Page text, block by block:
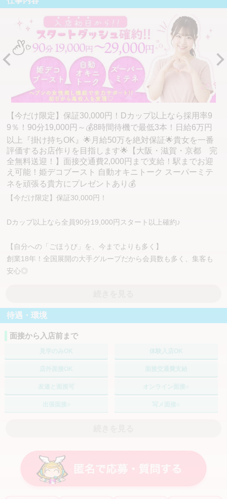
【今だけ限定】保証30,000円！Dカップ以上なら採用率9
9％！90分19,000円～💰8時間待機で最低3本！日給6万円
以上『掛け持ちOK』🌟月給50万を絶対保証🌟貴女を一番
評価するお店作りを目指します🌟【大阪・滋賀・京都 完
全無料送迎！】面接交通費2,000円まで支給！駅までお迎
え可能！姫デコブースト 自動オキニトーク スーパーミテ
ネを頑張る貴方にプレゼントあり💰
【今だけ限定】保証30,000円！
Dカップ以上なら全員90分19,000円スタート以上確約♪
【自分への「ごほうび」を、今までよりも多く】
創業18年！全国展開の大手グループだから会員数も多く、集客も
安心◎
『容姿に自信がない。自分でも働けるか不安...』
と、諦めてしまっていませんか？
その体型のお悩み、ごほうびSPAでは「最大級の武器」となりま
バストやヒップが大きい女性は、ごほうびSPAならどこよりも輝け
また、ごほうびSPAでは基本プレイに"キス,フェラ,全裸"がなしな
ので、性病の心配はありません！
さらに、業界最高水準のお給料！
お給料は【90分19,000円スタート確約◎】
待遇・環境
面接から入店前まで
見学のみOK 体験入店OK
店外面接OK 面接交通費支給
友達と面接可 オンライン面接○
出張面接○ 写メ面接○
土日のみOK
お給料+α